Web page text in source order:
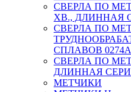
СВЕРЛА ПО
ХВ., ДЛИННАЯ
СВЕРЛА ПО
СПЛАВОВ
СВЕРЛА ПО
ДЛИННАЯ
МЕТЧИКИ